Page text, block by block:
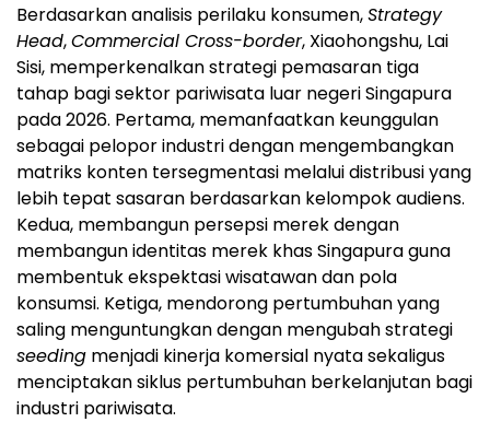
Berdasarkan analisis perilaku konsumen,Strategy
Head,Commercial Cross-border, Xiaohongshu, Lai
Sisi, memperkenalkan strategi pemasaran tiga
tahap bagi sektor pariwisata luar negeri Singapura
pada 2026. Pertama, memanfaatkan keunggulan
sebagai pelopor industri dengan mengembangkan
matriks konten tersegmentasi melalui distribusi yang
lebih tepat sasaran berdasarkan kelompok audiens.
Kedua, membangun persepsi merek dengan
membangun identitas merek khas Singapura guna
membentuk ekspektasi wisatawan dan pola
konsumsi. Ketiga, mendorong pertumbuhan yang
saling menguntungkan dengan mengubah strategi
seeding menjadi kinerja komersial nyata sekaligus
menciptakan siklus pertumbuhan berkelanjutan bagi
industri pariwisata.